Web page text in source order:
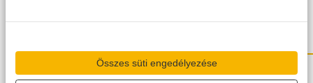
Összes süti engedélyezése